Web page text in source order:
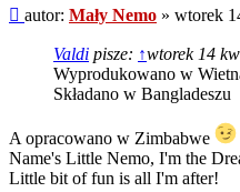
Post
autor: Mały Nemo » wtorek
Valdi pisze: ↑wtorek 14
Wyprodukowano w
Składano w Bangladeszu
A opracowano w Zimbabwe
Name's Little Nemo, I'm the
Little bit of fun is all I'm after!